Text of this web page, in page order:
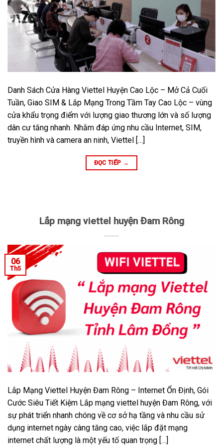
Danh Sách Cửa Hàng Viettel Huyện Cao Lộc – Mở Cả Cuối
Tuần, Giao SIM & Lắp Mạng Trong Tầm Tay Cao Lộc – vùng
cửa khẩu trọng điểm với lượng giao thương lớn và số lượng
dân cư tăng nhanh. Nhằm đáp ứng nhu cầu Internet, SIM,
truyền hình và camera an ninh, Viettel […]
ĐỌC TIẾP →
Lắp mạng viettel huyện Đam Rông
06
Th5
Lắp Mạng Viettel Huyện Đam Rông – Internet Ổn Định, Gói
Cước Siêu Tiết Kiệm Lắp mạng viettel huyện Đam Rông, với
sự phát triển nhanh chóng về cơ sở hạ tầng và nhu cầu sử
dụng internet ngày càng tăng cao, việc lắp đặt mạng
internet chất lượng là một yếu tố quan trọng […]